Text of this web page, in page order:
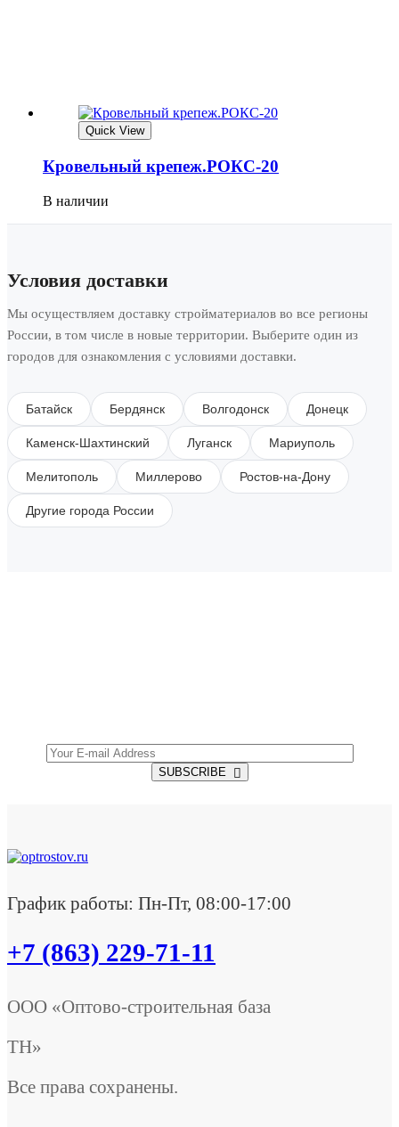
Quick View
Кровельный крепеж.РОКС-20
В наличии
Условия доставки
Мы осуществляем доставку стройматериалов во все регионы
России, в том числе в новые территории. Выберите один из
городов для ознакомления с условиями доставки.
Батайск Бердянск Волгодонск Донецк
Каменск-Шахтинский Луганск Мариуполь
Мелитополь Миллерово Ростов-на-Дону
Другие города России
SUBSCRIBE
График работы: Пн-Пт, 08:00-17:00
+7 (863) 229-71-11
ООО «Оптово-строительная база
ТН»
Все права сохранены.